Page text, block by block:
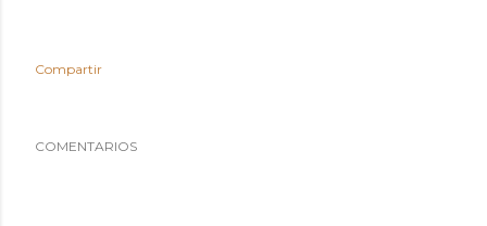
Compartir
COMENTARIOS